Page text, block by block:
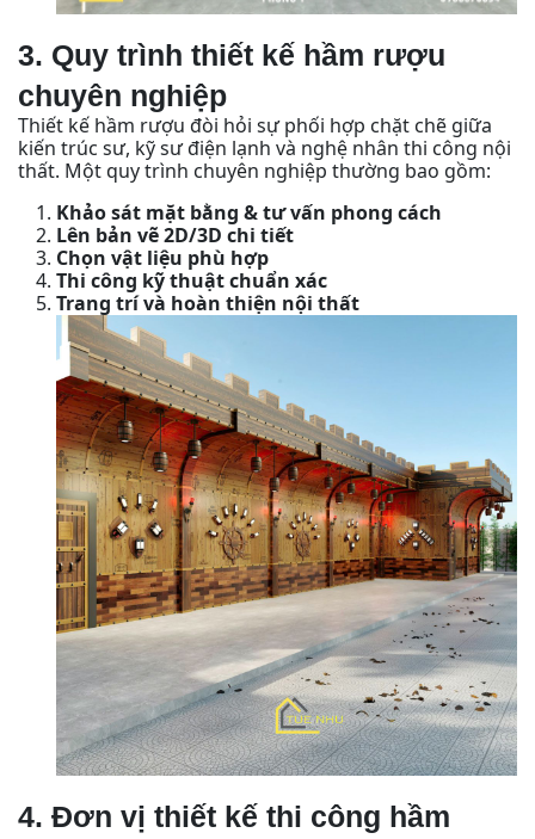
3. Quy trình thiết kế hầm rượu
chuyên nghiệp
Thiết kế hầm rượu đòi hỏi sự phối hợp chặt chẽ giữa
kiến trúc sư, kỹ sư điện lạnh và nghệ nhân thi công nội
thất. Một quy trình chuyên nghiệp thường bao gồm:
Khảo sát mặt bằng & tư vấn phong cách
Lên bản vẽ 2D/3D chi tiết
Chọn vật liệu phù hợp
Thi công kỹ thuật chuẩn xác
Trang trí và hoàn thiện nội thất
4. Đơn vị thiết kế thi công hầm